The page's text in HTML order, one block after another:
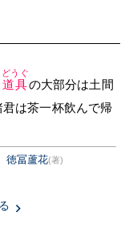
道具
どうぐ
の大部分は土間
は茶一杯飲んで帰
徳冨蘆花(著)